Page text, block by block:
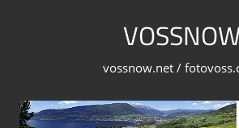
vossnow.net /